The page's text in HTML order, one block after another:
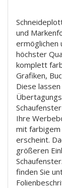
und
ermöglichen
höchster
komplett
Grafiken,
Diese
Ihre
mit
erscheint.
größeren
finden Sie